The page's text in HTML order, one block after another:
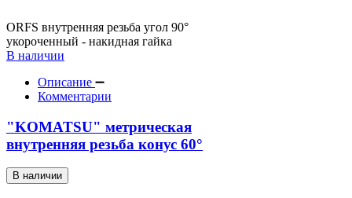
ORFS внутренняя резьба угол 90°
укороченный - накидная гайка
В наличии
Описание
Комментарии
"KOMATSU" метрическая
внутренняя резьба конус 60°
В наличии